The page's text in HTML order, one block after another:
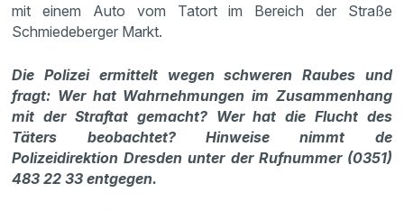
mit einem Auto vom Tatort im Bereich der Straße
Schmiedeberger Markt.
Die Polizei ermittelt wegen schweren Raubes und
fragt: Wer hat Wahrnehmungen im Zusammenhang
mit der Straftat gemacht? Wer hat die Flucht des
Täters beobachtet? Hinweise nimmt de
Polizeidirektion Dresden unter der Rufnummer (0351)
483 22 33 entgegen.